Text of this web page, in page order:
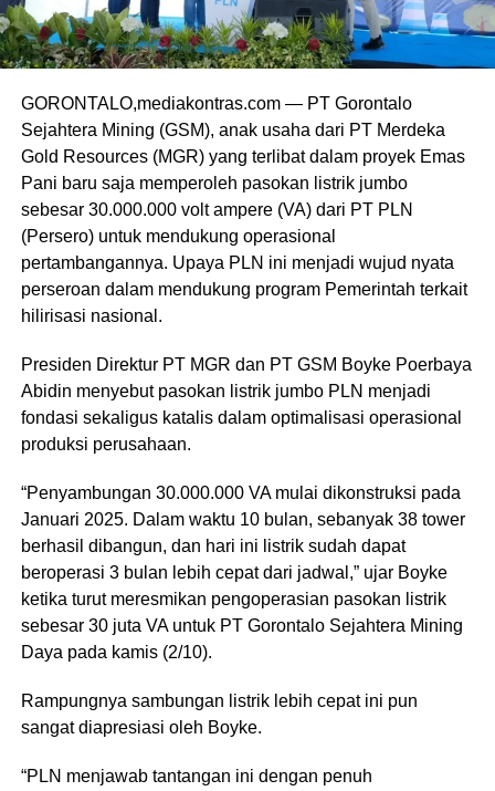
GORONTALO,mediakontras.com — PT Gorontalo
Sejahtera Mining (GSM), anak usaha dari PT Merdeka
Gold Resources (MGR) yang terlibat dalam proyek Emas
Pani baru saja memperoleh pasokan listrik jumbo
sebesar 30.000.000 volt ampere (VA) dari PT PLN
(Persero) untuk mendukung operasional
pertambangannya. Upaya PLN ini menjadi wujud nyata
perseroan dalam mendukung program Pemerintah terkait
hilirisasi nasional.
Presiden Direktur PT MGR dan PT GSM Boyke Poerbaya
Abidin menyebut pasokan listrik jumbo PLN menjadi
fondasi sekaligus katalis dalam optimalisasi operasional
produksi perusahaan.
“Penyambungan 30.000.000 VA mulai dikonstruksi pada
Januari 2025. Dalam waktu 10 bulan, sebanyak 38 tower
berhasil dibangun, dan hari ini listrik sudah dapat
beroperasi 3 bulan lebih cepat dari jadwal,” ujar Boyke
ketika turut meresmikan pengoperasian pasokan listrik
sebesar 30 juta VA untuk PT Gorontalo Sejahtera Mining
Daya pada kamis (2/10).
Rampungnya sambungan listrik lebih cepat ini pun
sangat diapresiasi oleh Boyke.
“PLN menjawab tantangan ini dengan penuh